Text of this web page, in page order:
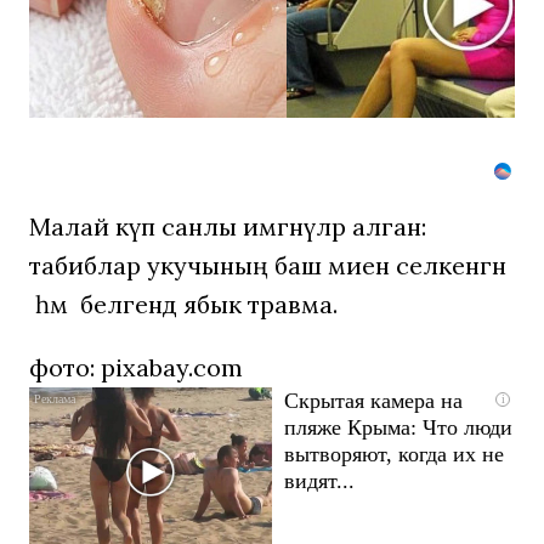
ластиком!
Простой
домашний
метод
Малай күп санлы имгәнүләр алган:
табиблар укучының баш миен селкенгән
һәм беләгендә ябык травма.
фото: pixabay.com
i
Скрытая камера на
пляже Крыма: Что люди
вытворяют, когда их не
видят...